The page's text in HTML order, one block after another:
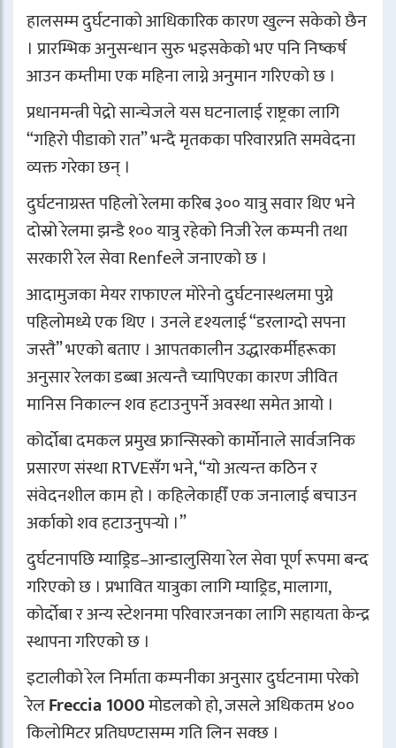
हालसम्म दुर्घटनाको आधिकारिक कारण खुल्न सकेको छैन
। प्रारम्भिक अनुसन्धान सुरु भइसकेको भए पनि निष्कर्ष
आउन कम्तीमा एक महिना लाग्ने अनुमान गरिएको छ ।
प्रधानमन्त्रीपेद्रो सान्चेजले यस घटनालाई राष्ट्रका लागि
“गहिरो पीडाको रात” भन्दै मृतकका परिवारप्रति समवेदना
व्यक्त गरेका छन् ।
दुर्घटनाग्रस्त पहिलो रेलमा करिब ३०० यात्रु सवार थिए भने
दोस्रो रेलमा झन्डै १०० यात्रु रहेको निजी रेल कम्पनी तथा
सरकारी रेल सेवाRenfeले जनाएको छ ।
आदामुजका मेयर राफाएल मोरेनो दुर्घटनास्थलमा पुग्ने
पहिलोमध्ये एक थिए । उनले दृश्यलाई “डरलाग्दो सपना
जस्तै” भएको बताए । आपतकालीन उद्धारकर्मीहरूका
अनुसार रेलका डब्बा अत्यन्तै च्यापिएका कारण जीवित
मानिस निकाल्न शव हटाउनुपर्ने अवस्था समेत आयो ।
कोर्दोबा दमकल प्रमुख फ्रान्सिस्को कार्मोनाले सार्वजनिक
प्रसारण संस्था RTVEसँग भने, “यो अत्यन्त कठिन र
संवेदनशील काम हो । कहिलेकाहीँ एक जनालाई बचाउन
अर्काको शव हटाउनुपर्‍यो ।”
दुर्घटनापछि म्याड्रिड–आन्डालुसिया रेल सेवा पूर्ण रूपमा बन्द
गरिएको छ । प्रभावित यात्रुका लागिम्याड्रिड,मालागा,
कोर्दोबा र अन्य स्टेशनमा परिवारजनका लागि सहायता केन्द्र
स्थापना गरिएको छ ।
इटालीको रेल निर्माता कम्पनीका अनुसार दुर्घटनामा परेको
रेलFreccia 1000मोडलको हो, जसले अधिकतम ४००
किलोमिटर प्रतिघण्टासम्म गति लिन सक्छ ।